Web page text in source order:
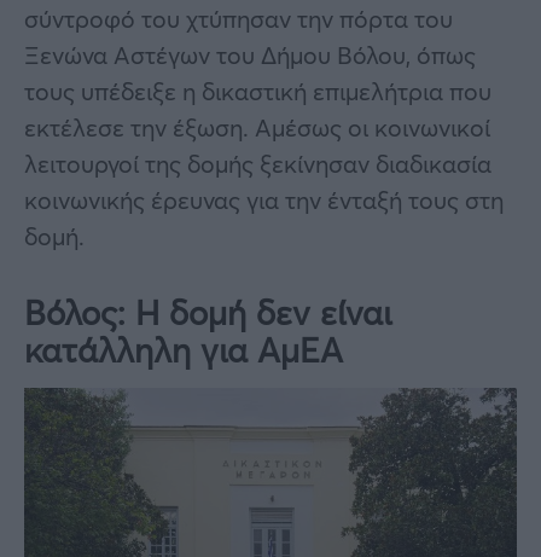
σύντροφό του χτύπησαν την πόρτα του
Ξενώνα Αστέγων του Δήμου Βόλου, όπως
τους υπέδειξε η δικαστική επιμελήτρια που
εκτέλεσε την έξωση. Αμέσως οι κοινωνικοί
λειτουργοί της δομής ξεκίνησαν διαδικασία
κοινωνικής έρευνας για την ένταξή τους στη
δομή.
Βόλος: Η δομή δεν είναι
κατάλληλη για ΑμΕΑ